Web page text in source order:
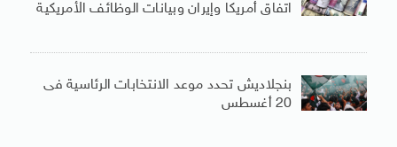
اتفاق أمريكا وإيران وبيانات الوظائف الأمريكية
بنجلاديش تحدد موعد الانتخابات الرئاسية فى
20 أغسطس